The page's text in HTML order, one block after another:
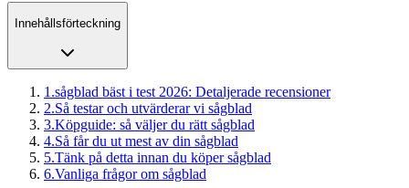
Innehållsförteckning
1 .sågblad bäst i test 2026: Detaljerade recensioner
2.Så testar och utvärderar vi sågblad
3.Köpguide: så väljer du rätt sågblad
4.Så får du ut mest av din sågblad
5.Tänk på detta innan du köper sågblad
6.Vanliga frågor om sågblad